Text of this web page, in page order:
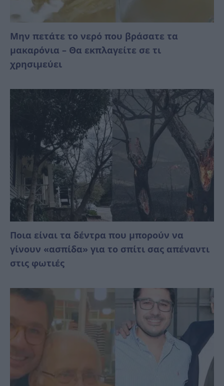
Μην πετάτε το νερό που βράσατε τα
μακαρόνια – Θα εκπλαγείτε σε τι
χρησιμεύει
Ποια είναι τα δέντρα που μπορούν να
γίνουν «ασπίδα» για το σπίτι σας απέναντι
στις φωτιές